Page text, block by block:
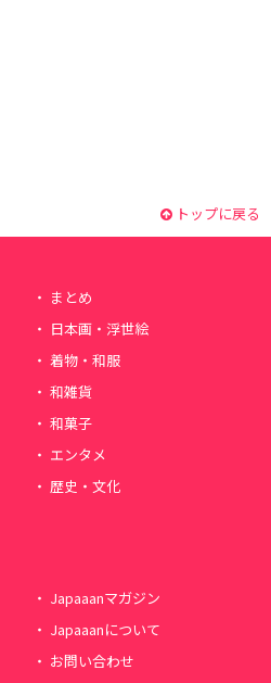
トップに戻る
まとめ
日本画・浮世絵
着物・和服
和雑貨
和菓子
エンタメ
歴史・文化
Japaaanマガジン
Japaaanについて
お問い合わせ